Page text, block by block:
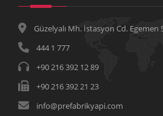
Güzelyalı Mh. İstasyon Cd.
444 1 777
+90 216 392 12 89
+90 216 392 21 23
info@prefabrikyapi.com